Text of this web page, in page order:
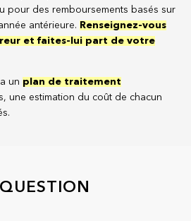
pour des remboursements basés sur
antérieure. Renseignez-vous
et faites-lui part de votre
un plan de traitement
une estimation du coût de chacun